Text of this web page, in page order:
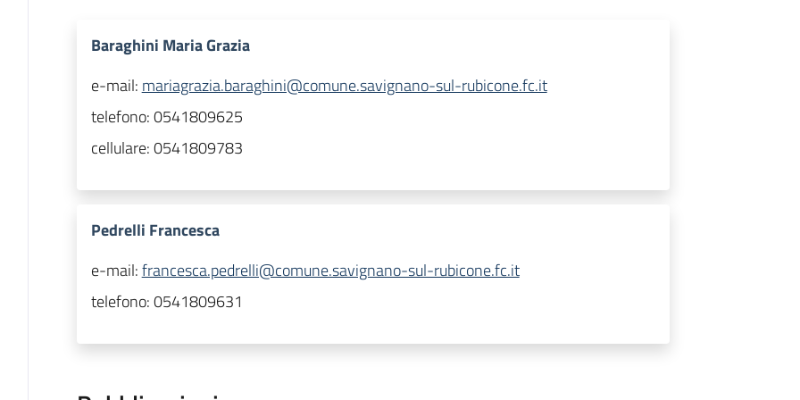
Baraghini Maria Grazia
e-mail: mariagrazia.baraghini@comune.savignano-sul-rubicone.fc.it
telefono:0541809625
cellulare:0541809783
Pedrelli Francesca
e-mail:francesca.pedrelli@comune.savignano-sul-rubicone.fc.it
telefono:0541809631